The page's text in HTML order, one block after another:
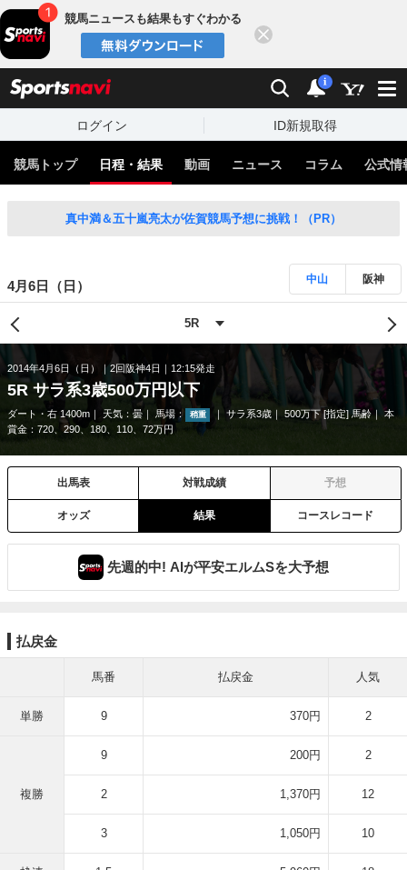
競馬ニュースも結果もすぐわかる
検索 通知
i
ログイン ID新規取得
競馬トップ 日程・結果 動画 ニュース コラム 公式情
真中満＆五十嵐亮太が佐賀競馬予想に挑戦！（PR）
4月6日（日） 中山 阪神
2014年4月6日（日） 2回阪神4日 12:15発走
5R サラ系3歳500万円以下
ダート・右 1400m 天気： 曇 馬場： 稍重 サラ系3歳 500万下 [指定] 馬齢
本
賞金：720、290、180、110、72万円
出馬表 対戦成績 予想
オッズ 結果 コースレコード
先週的中! AIが平安エルムSを大予想
払戻金
馬番 払戻金 人気
単勝 9 370円 2
複勝
9 200円 2
2 1,370円 12
3 1,050円 10